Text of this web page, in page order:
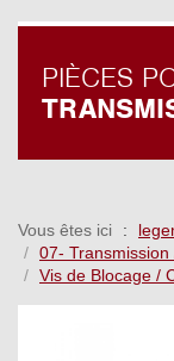
PIÈCES
Vous êtes ici
07- Transmission
Vis de Blocage /